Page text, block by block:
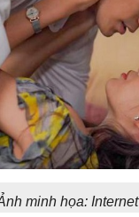
minh họa: Internet